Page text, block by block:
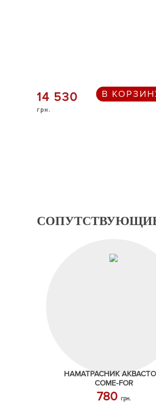
14 530
грн.
В
НАМАТРАСНИК
COME-FOR
780 грн.